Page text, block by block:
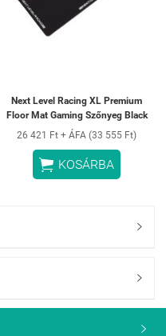
Next Level Racing XL Premium
Floor Mat Gaming Szőnyeg Black
26 421 Ft + ÁFA (33 555 Ft)
 KOSÁRBA


